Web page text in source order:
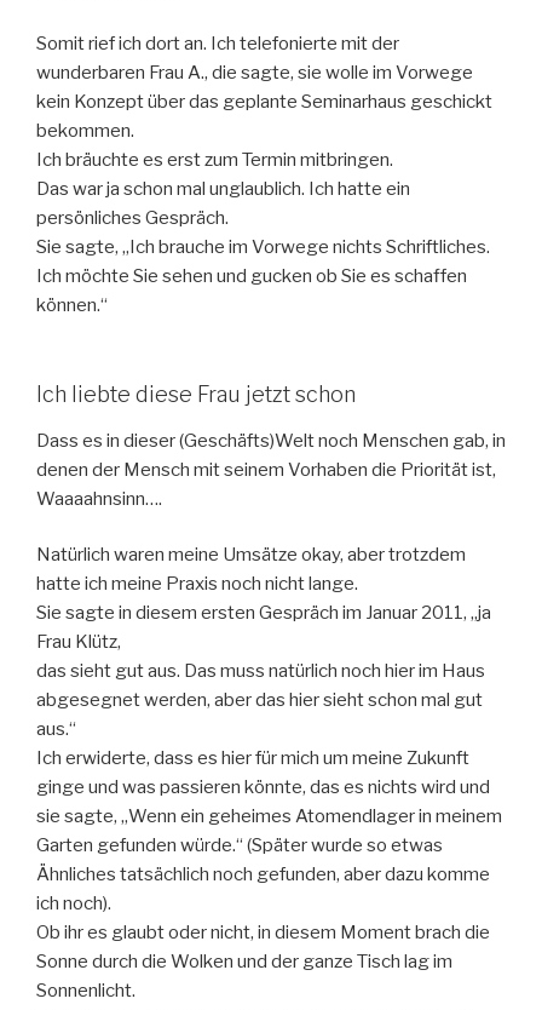
Somit rief ich dort an. Ich telefonierte mit der
wunderbaren Frau A., die sagte, sie wolle im Vorwege
kein Konzept über das geplante Seminarhaus geschickt
bekommen.
Ich bräuchte es erst zum Termin mitbringen.
Das war ja schon mal unglaublich. Ich hatte ein
persönliches Gespräch.
Sie sagte, „Ich brauche im Vorwege nichts Schriftliches.
Ich möchte Sie sehen und gucken ob Sie es schaffen
können.“
Ich liebte diese Frau jetzt schon
Dass es in dieser (Geschäfts)Welt noch Menschen gab, in
denen der Mensch mit seinem Vorhaben die Priorität ist,
Waaaahnsinn….
Natürlich waren meine Umsätze okay, aber trotzdem
hatte ich meine Praxis noch nicht lange.
Sie sagte in diesem ersten Gespräch im Januar 2011, „ja
Frau Klütz,
das sieht gut aus. Das muss natürlich noch hier im Haus
abgesegnet werden, aber das hier sieht schon mal gut
aus.“
Ich erwiderte, dass es hier für mich um meine Zukunft
ginge und was passieren könnte, das es nichts wird und
sie sagte, „Wenn ein geheimes Atomendlager in meinem
Garten gefunden würde.“ (Später wurde so etwas
Ähnliches tatsächlich noch gefunden, aber dazu komme
ich noch).
Ob ihr es glaubt oder nicht, in diesem Moment brach die
Sonne durch die Wolken und der ganze Tisch lag im
Sonnenlicht.